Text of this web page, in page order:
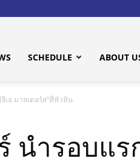
SCHEDULE ABOUT
เอ มาสเตอร์ส”ที่หัวหิน
นำรอบแร